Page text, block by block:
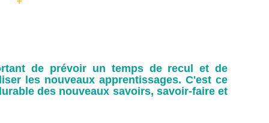
de prévoir un temps de recul et de
les nouveaux apprentissages. C'est ce
des nouveaux savoirs, savoir-faire et